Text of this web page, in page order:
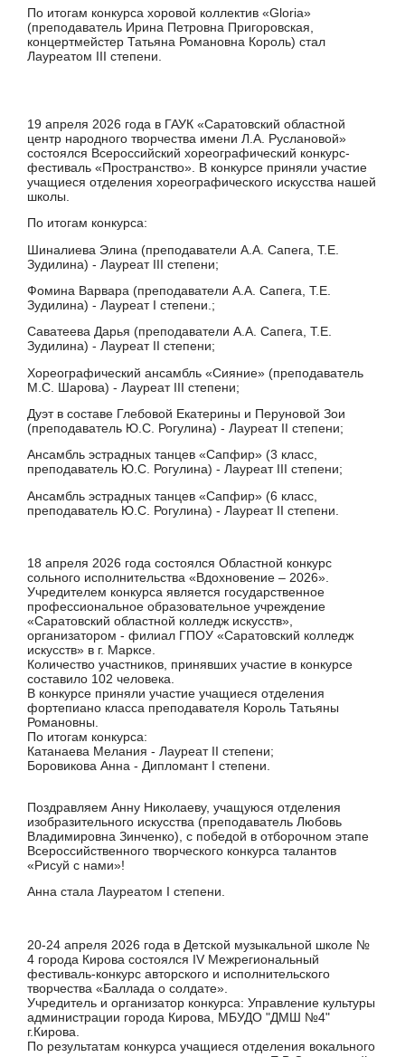
По итогам конкурса хоровой коллектив «Gloria»
(преподаватель Ирина Петровна Пригоровская,
концертмейстер Татьяна Романовна Король) стал
Лауреатом III степени.
19 апреля 2026 года в ГАУК «Саратовский областной
центр народного творчества имени Л.А. Руслановой»
состоялся Всероссийский хореографический конкурс-
фестиваль «Пространство». В конкурсе приняли участие
учащиеся отделения хореографического искусства нашей
школы.
По итогам конкурса:
Шиналиева Элина (преподаватели А.А. Сапега, Т.Е.
Зудилина) - Лауреат III степени;
Фомина Варвара (преподаватели А.А. Сапега, Т.Е.
Зудилина) - Лауреат I степени.;
Саватеева Дарья (преподаватели А.А. Сапега, Т.Е.
Зудилина) - Лауреат II степени;
Хореографический ансамбль «Сияние» (преподаватель
М.С. Шарова) - Лауреат III степени;
Дуэт в составе Глебовой Екатерины и Перуновой Зои
(преподаватель Ю.С. Рогулина) - Лауреат II степени;
Ансамбль эстрадных танцев «Сапфир» (3 класс,
преподаватель Ю.С. Рогулина) - Лауреат III степени;
Ансамбль эстрадных танцев «Сапфир» (6 класс,
преподаватель Ю.С. Рогулина) - Лауреат II степени.
18 апреля 2026 года состоялся Областной конкурс
сольного исполнительства «Вдохновение – 2026».
Учредителем конкурса является государственное
профессиональное образовательное учреждение
«Саратовский областной колледж искусств»,
организатором - филиал ГПОУ «Саратовский колледж
искусств» в г. Марксе.
Количество участников, принявших участие в конкурсе
составило 102 человека.
В конкурсе приняли участие учащиеся отделения
фортепиано класса преподавателя Король Татьяны
Романовны.
По итогам конкурса:
Катанаева Мелания - Лауреат II степени;
Боровикова Анна - Дипломант I степени.
Поздравляем Анну Николаеву, учащуюся отделения
изобразительного искусства (преподаватель Любовь
Владимировна Зинченко), с победой в отборочном этапе
Всероссийственного творческого конкурса талантов
«Рисуй с нами»!
Анна стала Лауреатом I степени.
20-24 апреля 2026 года в Детской музыкальной школе №
4 города Кирова состоялся IV Межрегиональный
фестиваль-конкурс авторского и исполнительского
творчества «Баллада о солдате».
Учредитель и организатор конкурса: Управление культуры
администрации города Кирова, МБУДО "ДМШ №4"
г.Кирова.
По результатам конкурса учащиеся отделения вокального